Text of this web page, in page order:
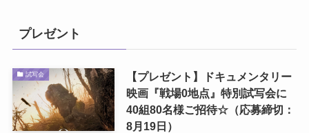
プレゼント
試写会
【プレゼント】ドキュメンタリー
映画『戦場0地点』特別試写会に
40組80名様ご招待☆（応募締切：
8月19日）